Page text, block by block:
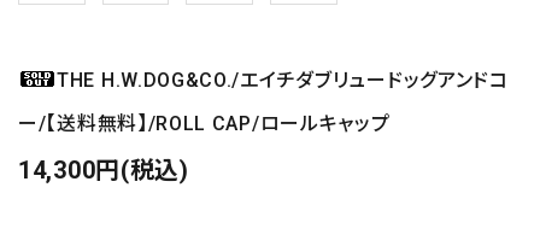
THE H.W.DOG&CO./エイチダブリュードッグアンドコ
ー/【送料無料】/ROLL CAP/ロールキャップ
14,300円(税込)